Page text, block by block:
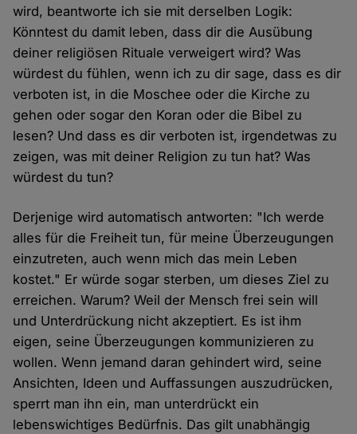
wird, beantworte ich sie mit derselben Logik:
Könntest du damit leben, dass dir die Ausübung
deiner religiösen Rituale verweigert wird? Was
würdest du fühlen, wenn ich zu dir sage, dass es dir
verboten ist, in die Moschee oder die Kirche zu
gehen oder sogar den Koran oder die Bibel zu
lesen? Und dass es dir verboten ist, irgendetwas zu
zeigen, was mit deiner Religion zu tun hat? Was
würdest du tun?
Derjenige wird automatisch antworten: "Ich werde
alles für die Freiheit tun, für meine Überzeugungen
einzutreten, auch wenn mich das mein Leben
kostet." Er würde sogar sterben, um dieses Ziel zu
erreichen. Warum? Weil der Mensch frei sein will
und Unterdrückung nicht akzeptiert. Es ist ihm
eigen, seine Überzeugungen kommunizieren zu
wollen. Wenn jemand daran gehindert wird, seine
Ansichten, Ideen und Auffassungen auszudrücken,
sperrt man ihn ein, man unterdrückt ein
lebenswichtiges Bedürfnis. Das gilt unabhängig